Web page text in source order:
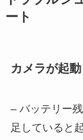
ート
カメラが起
– バッテリー
足していると